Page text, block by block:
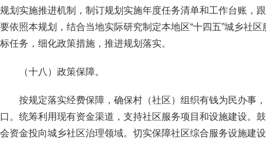
规划实施推进机制，制订规划实施年度任务清单和工作台账，
要依照本规划，结合当地实际研究制定本地区“十四五”城乡社
标任务，细化政策措施，推进规划落实。
（十八）政策保障。
按规定落实经费保障，确保村（社区）组织有钱为民办事
口。统筹利用现有资金渠道，支持社区服务项目和设施建设。
会资金投向城乡社区治理领域。切实保障社区综合服务设施建